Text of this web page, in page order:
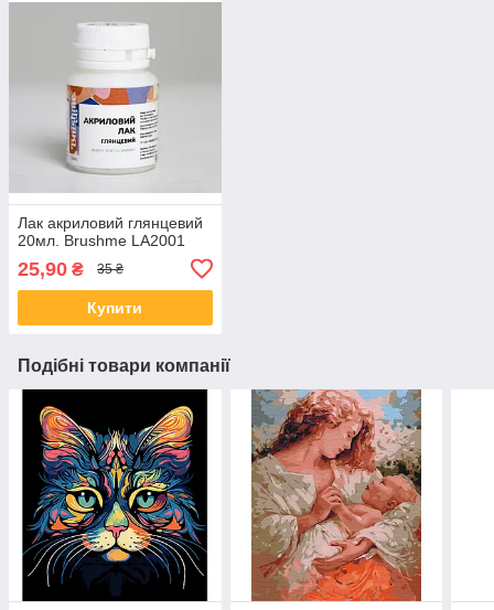
Лак акриловий глянцевий
20мл. Brushme LA2001
25,90 ₴ 35 ₴
Купити
Подібні товари компанії